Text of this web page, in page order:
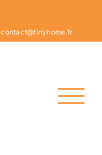
contact@tinyhome.fr